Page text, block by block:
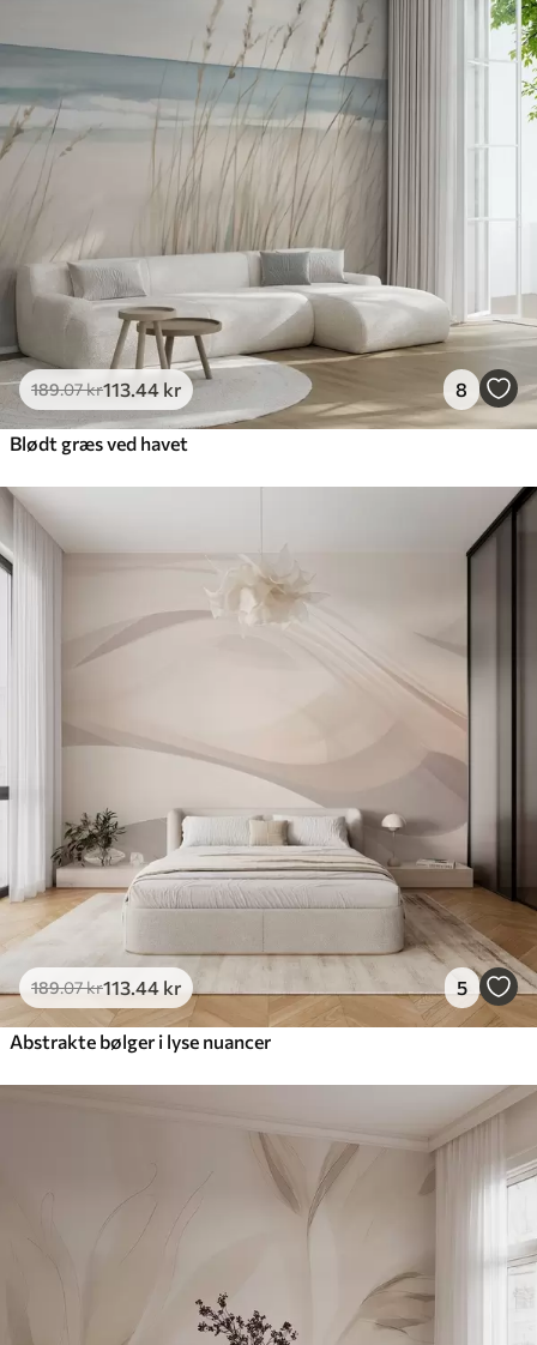
189.07kr113 .44 kr 8
Blødt græs ved havet
189.07kr113 .44 kr 5
Abstrakte bølger i lyse nuancer